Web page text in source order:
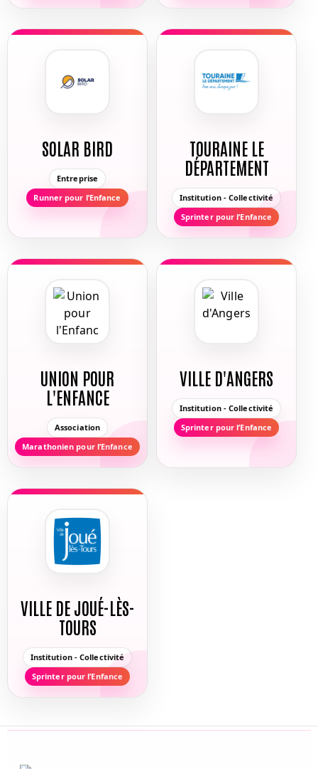
SOLAR BIRD
Entreprise
Runner pour l’Enfance
TOURAINE LE
DÉPARTEMENT
Institution - Collectivité
Sprinter pour l’Enfance
UNION POUR
L'ENFANCE
Association
Marathonien pour l’Enfance
VILLE D'ANGERS
Institution - Collectivité
Sprinter pour l’Enfance
VILLE DE JOUÉ-LÈS-
TOURS
Institution - Collectivité
Sprinter pour l’Enfance